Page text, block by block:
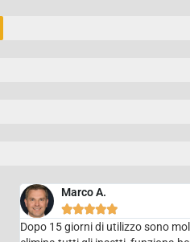
Marco A.

Dopo 15 giorni di utilizzo sono